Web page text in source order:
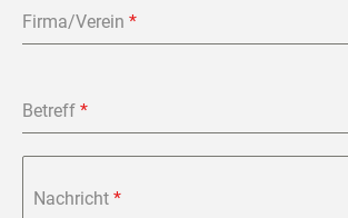
Firma/Verein *
Betreff *
Nachricht *